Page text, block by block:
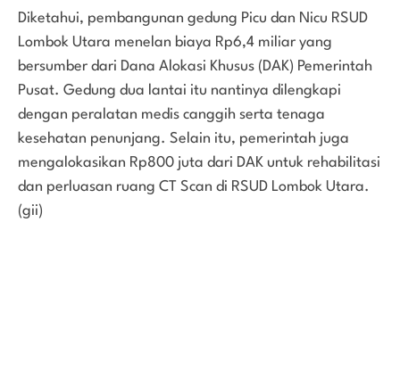
Diketahui, pembangunan gedung Picu dan Nicu RSUD
Lombok Utara menelan biaya Rp6,4 miliar yang
bersumber dari Dana Alokasi Khusus (DAK) Pemerintah
Pusat. Gedung dua lantai itu nantinya dilengkapi
dengan peralatan medis canggih serta tenaga
kesehatan penunjang. Selain itu, pemerintah juga
mengalokasikan Rp800 juta dari DAK untuk rehabilitasi
dan perluasan ruang CT Scan di RSUD Lombok Utara.
(gii)